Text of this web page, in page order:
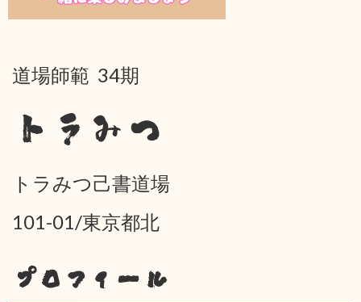
道場師範 34期
トラみつ
トラみつ己書道場
101-01/東京都北
プロフィール